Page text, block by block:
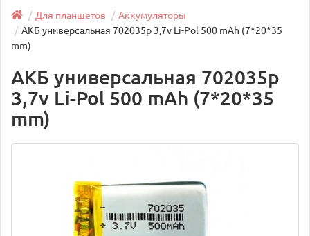
Для планшетов
Аккумуляторы
АКБ универсальная 702035p 3,7v Li-Pol 500 mAh (7*20*35
mm)
АКБ универсальная 702035p
3,7v Li-Pol 500 mAh (7*20*35
mm)